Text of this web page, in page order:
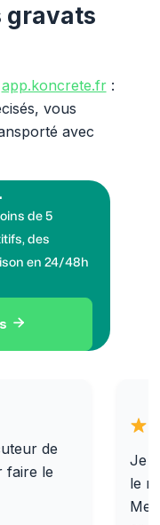
gravats
app.koncrete.fr:
vous
avec
de 5
des
en 24/48h

de
faire le
Je
le